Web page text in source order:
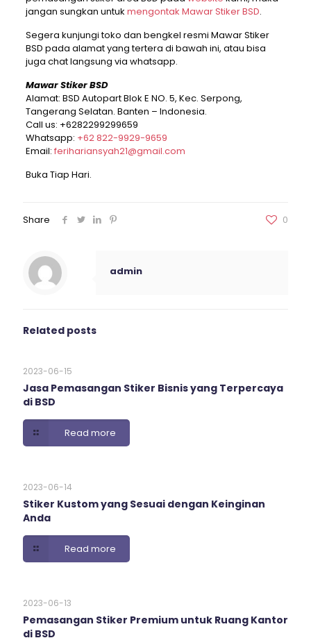
jangan sungkan untuk mengontak Mawar Stiker BSD.
Segera kunjungi toko dan bengkel resmi Mawar Stiker
BSD pada alamat yang tertera di bawah ini, atau bisa
juga chat langsung via whatsapp.
Mawar Stiker BSD
Alamat: BSD Autopart Blok E NO. 5, Kec. Serpong,
Tangerang Selatan. Banten – Indonesia.
Call us: +6282299299659
Whatsapp: +62 822-9929-9659
Email: ferihariansyah21@gmail.com
Buka Tiap Hari.
Share 0
admin
Related posts
2023-06-15
Jasa Pemasangan Stiker Bisnis yang Terpercaya
di BSD
Read more
2023-06-14
Stiker Kustom yang Sesuai dengan Keinginan
Anda
Read more
2023-06-13
Pemasangan Stiker Premium untuk Ruang Kantor
di BSD